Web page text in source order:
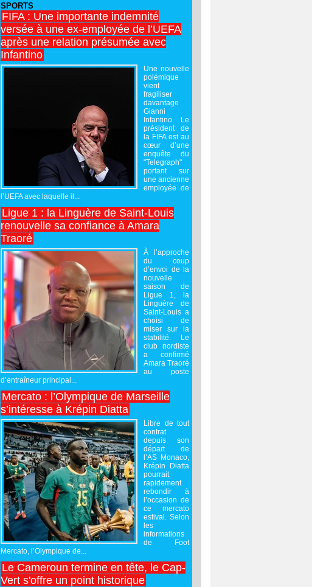
SPORTS
FIFA : Une importante indemnité
versée à une ex-employée de l’UEFA
après une relation présumée avec
Infantino
Une nouvelle
polémique
vient
fragiliser
davantage
Gianni
Infantino. Le
président de
la FIFA est au
cœur d’une
enquête du
"Telegraph"
portant sur
une ancienne
employée de
l’UEFA avec laquelle il...
Ligue 1 : la Linguère de Saint-Louis
renouvelle sa confiance à Amara
Traoré
À l’approche
du coup
d’envoi de la
nouvelle
saison de
Ligue 1, la
Linguère de
Saint-Louis a
choisi de
miser sur la
stabilité. Le
club nordiste
a confirmé
Amara Traoré
au poste
d’entraîneur principal...
Mercato : l’Olympique de Marseille
s’intéresse à Krépin Diatta
Libre de tout
contrat
depuis son
départ de
l’AS Monaco,
Krépin Diatta
pourrait
rapidement
rebondir à
l’occasion de
ce mercato
estival. Selon
les
informations
de Foot
Mercato, l’Olympique de...
Le Cameroun termine en tête, le Cap-
Vert s'offre un point historique